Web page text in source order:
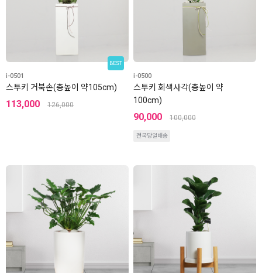
BEST
i-0501
스투키 거북손(총높이 약105cm)
113,000 126,000
i-0500
스투키 회색사각(총높이 약
100cm)
90,000 100,000
전국당일배송